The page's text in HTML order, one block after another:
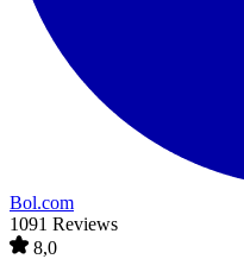
Bol.com
1091 Reviews
8,0